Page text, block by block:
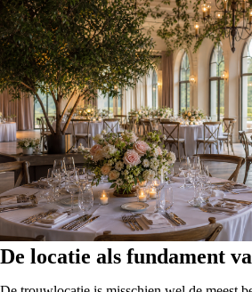
De locatie als fundament